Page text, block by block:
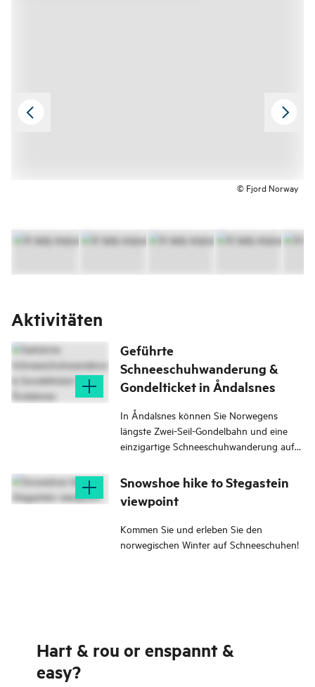
© Fjord Norway
Aktivitäten
Geführte
Schneeschuhwanderung &
Gondelticket in Åndalsnes
In Åndalsnes können Sie Norwegens
längste Zwei-Seil-Gondelbahn und eine
einzigartige Schneeschuhwanderung auf
Snowshoe hike to Stegastein
viewpoint
Kommen Sie und erleben Sie den
norwegischen Winter auf Schneeschuhen!
Hart & rou or enspannt &
easy?